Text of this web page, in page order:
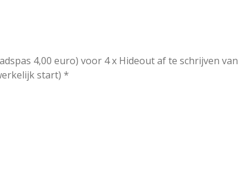
4,00 euro) voor 4 x Hideout af te schrijven van
start) *